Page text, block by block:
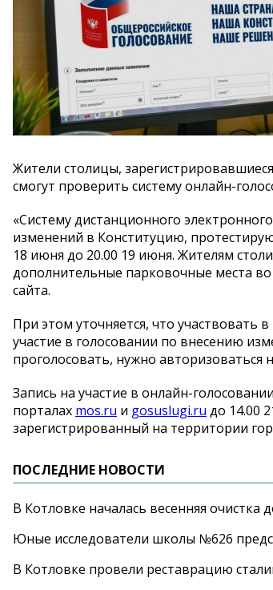
Жители столицы,
смогут проверить систему онлайн-
«Систему дистанционного
изменений в Конституцию,
18 июня до 20.00 19 июня. Жителям
дополнительные парковочные места
сайта.
При этом уточняется, что участвовать
участие в голосовании по внесению
проголосовать, нужно авторизоваться
Запись на участие в онлайн-
порталах mos.ru и gosuslugi.ru до 14.00
зарегистрированный на территории
ПОСЛЕДНИЕ НОВОСТИ
В Котловке началась весенняя очистка
Юные исследователи школы №626
В Котловке провели реставрацию